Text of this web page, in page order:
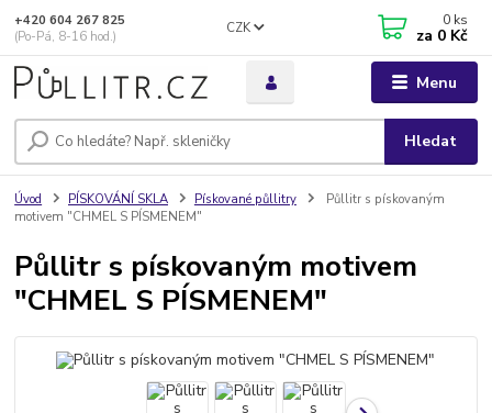
Menu
CZK
Hledat
+420 604 267 825
(Po-Pá, 8-16 hod.)
0 ks
za 0 Kč
Úvod PÍSKOVÁNÍ SKLA Pískované půllitry
Půllitr s pískovaným
motivem "CHMEL S PÍSMENEM"
Půllitr s pískovaným motivem
"CHMEL S PÍSMENEM"